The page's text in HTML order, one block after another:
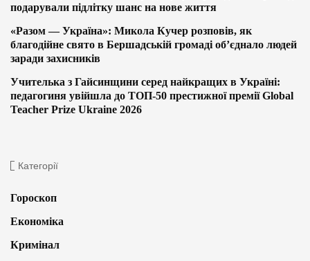
подарували підлітку шанс на нове життя
«Разом — Україна»: Микола Кучер розповів, як
благодійне свято в Бершадській громаді об’єднало людей
заради захисників
Учителька з Гайсинщини серед найкращих в Україні:
педагогиня увійшла до ТОП-50 престижної премії Global
Teacher Prize Ukraine 2026
Категорії
Гороскоп
Економіка
Кримінал